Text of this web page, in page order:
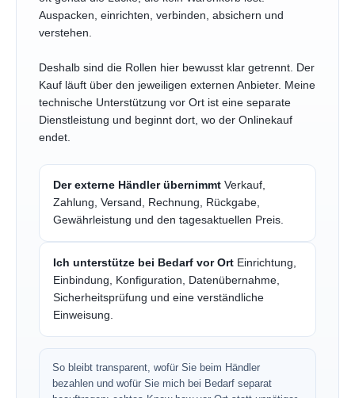
Auspacken, einrichten, verbinden, absichern und
verstehen.
Deshalb sind die Rollen hier bewusst klar getrennt. Der
Kauf läuft über den jeweiligen externen Anbieter. Meine
technische Unterstützung vor Ort ist eine separate
Dienstleistung und beginnt dort, wo der Onlinekauf
endet.
Der externe Händler übernimmt Verkauf,
Zahlung, Versand, Rechnung, Rückgabe,
Gewährleistung und den tagesaktuellen Preis.
Ich unterstütze bei Bedarf vor Ort Einrichtung,
Einbindung, Konfiguration, Datenübernahme,
Sicherheitsprüfung und eine verständliche
Einweisung.
So bleibt transparent, wofür Sie beim Händler
bezahlen und wofür Sie mich bei Bedarf separat